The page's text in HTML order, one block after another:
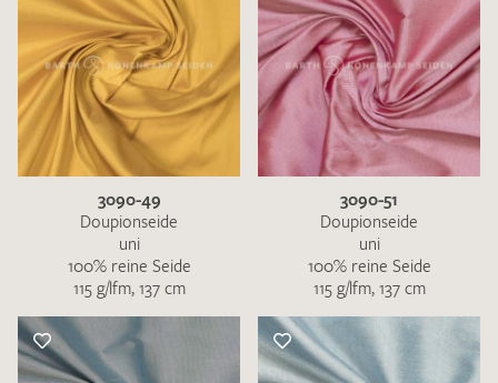
3090-49
Doupionseide
uni
100% reine Seide
115 g/lfm, 137 cm
3090-51
Doupionseide
uni
100% reine Seide
115 g/lfm, 137 cm